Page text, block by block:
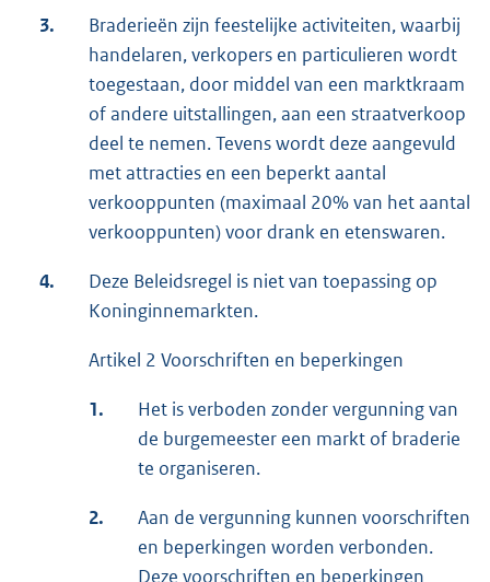
3.
Braderieën zijn feestelijke activiteiten, waarbij
handelaren, verkopers en particulieren wordt
toegestaan, door middel van een marktkraam
of andere uitstallingen, aan een straatverkoop
deel te nemen. Tevens wordt deze aangevuld
met attracties en een beperkt aantal
verkooppunten (maximaal 20% van het aantal
verkooppunten) voor drank en etenswaren.
4.
Deze Beleidsregel is niet van toepassing op
Koninginnemarkten.
Artikel 2 Voorschriften en beperkingen
1.
Het is verboden zonder vergunning van
de burgemeester een markt of braderie
te organiseren.
2.
Aan de vergunning kunnen voorschriften
en beperkingen worden verbonden.
Deze voorschriften en beperkingen